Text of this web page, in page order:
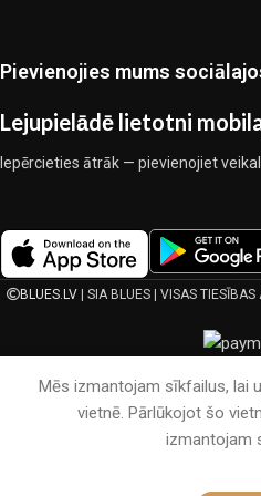
ekspluatācijas īpašības, pievilcīgu
lietošanas laiku un kalpošanas laiku.
Pievienojies mums
Lejupielādē lietotni
Iepērcieties ātrāk — pievienojiet
BLUES.LV| SIA BLUES | VISAS TIESĪBAS
Mēs izmantojam sīkfailus, lai
vietnē. Pārlūkojot šo
izmantojam